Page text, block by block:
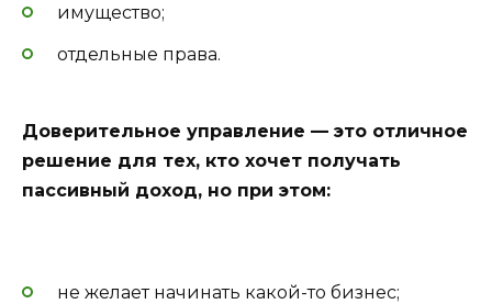
имущество;
отдельные права.
Доверительное управление — это отличное
решение для тех, кто хочет получать
пассивный доход, но при этом:
не желает начинать какой-то бизнес;